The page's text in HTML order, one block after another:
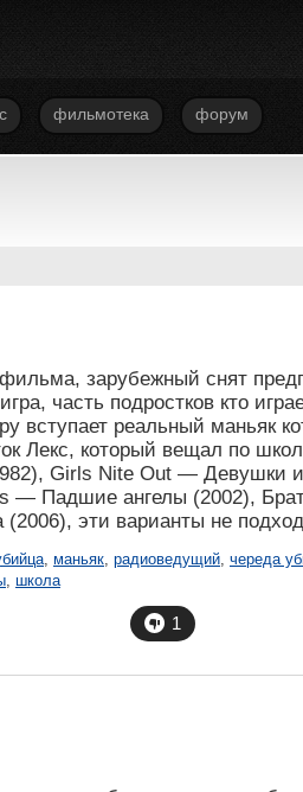
фильмотека форум
зарубежный снят
часть подростков кто
вступает реальный маньяк
Лекс, который вещал по
Girls Nite Out — Девушки
— Падшие ангелы (2002),
эти варианты не
, маньяк, радиоведущий, череда
, школа
1